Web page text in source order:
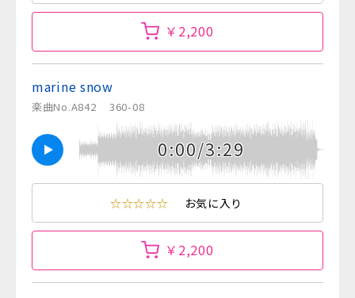
￥2,200
marine snow
楽曲No.A842 360-08
0:00/3:29
☆☆☆☆☆ お気に入り
￥2,200